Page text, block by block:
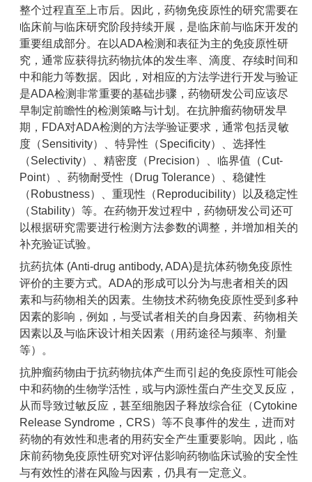
整个过程直至上市后。因此，药物免疫原性的研究需要在
临床前与临床研究阶段持续开展，是临床前与临床开发的
重要组成部分。在以ADA检测和表征为主的免疫原性研
究，通常应获得抗药物抗体的发生率、滴度、存续时间和
中和能力等数据。因此，对相应的方法学进行开发与验证
是ADA检测非常重要的基础步骤，药物研发公司应该尽
早制定前瞻性的检测策略与计划。在抗肿瘤药物研发早
期，FDA对ADA检测的方法学验证要求，通常包括灵敏
度（Sensitivity）、特异性（Specificity）、选择性
（Selectivity）、精密度（Precision）、临界值（Cut-
Point）、药物耐受性（Drug Tolerance）、稳健性
（Robustness）、重现性（Reproducibility）以及稳定性
（Stability）等。在药物开发过程中，药物研发公司还可
以根据研究需要进行检测方法参数的调整，并增加相关的
补充验证试验。
抗药抗体 (Anti-drug antibody, ADA)是抗体药物免疫原性
评价的主要方式。ADA的形成可以分为与患者相关的因
素和与药物相关的因素。生物技术药物免疫原性受到多种
因素的影响，例如，与受试者相关的自身因素、药物相关
因素以及与临床设计相关因素（用药途径与频率、剂量
等）。
抗肿瘤药物由于抗药物抗体产生而引起的免疫原性可能会
中和药物的生物学活性，或与内源性蛋白产生交叉反应，
从而导致过敏反应，甚至细胞因子释放综合征（Cytokine
Release Syndrome，CRS）等不良事件的发生，进而对
药物的有效性和患者的用药安全产生重要影响。因此，临
床前药物免疫原性研究对评估影响药物临床试验的安全性
与有效性的潜在风险与因素，仍具有一定意义。